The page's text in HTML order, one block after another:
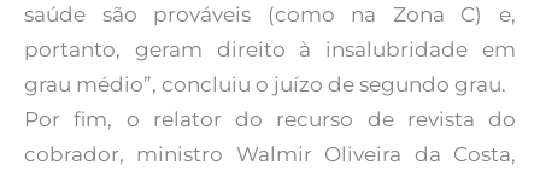
saúde são prováveis (como na Zona C) e,
portanto, geram direito à insalubridade em
grau médio”, concluiu o juízo de segundo grau.
Por fim, o relator do recurso de revista do
cobrador, ministro Walmir Oliveira da Costa,